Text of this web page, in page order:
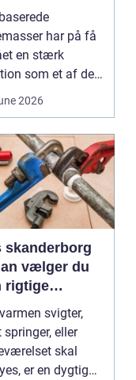
du dem
har på få
en stærk
som et af de
alsidige valg til
2026
skanderborg
vælger du
rigtige
svigter,
springer, eller
skal
er en dygtig